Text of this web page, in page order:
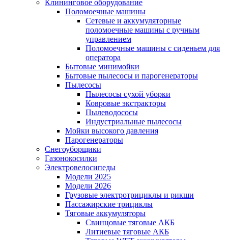
Клининговое оборудование
Поломоечные машины
Сетевые и аккумуляторные
поломоечные машины с ручным
управлением
Поломоечные машины с сиденьем для
оператора
Бытовые минимойки
Бытовые пылесосы и парогенераторы
Пылесосы
Пылесосы сухой уборки
Ковровые экстракторы
Пылеводососы
Индустриальные пылесосы
Мойки высокого давления
Парогенераторы
Снегоуборщики
Газонокосилки
Электровелосипеды
Модели 2025
Модели 2026
Грузовые электротрициклы и рикши
Пассажирские трициклы
Тяговые аккумуляторы
Свинцовые тяговые АКБ
Литиевые тяговые АКБ